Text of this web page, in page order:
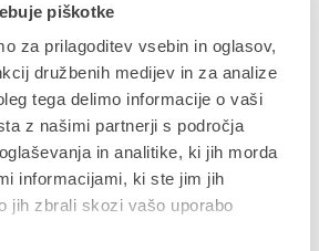
piškotke
za prilagoditev vsebin in oglasov,
družbenih medijev in za analize
tega delimo informacije o vaši
z našimi partnerji s področja
in analitike, ki jih morda
informacijami, ki ste jim jih
jih zbrali skozi vašo uporabo
nudi naslednje načine hrambe:
omogoča hranjenje
v varni oblačni Hrambi.
dopolnitev takšnega načina
jecertificirana